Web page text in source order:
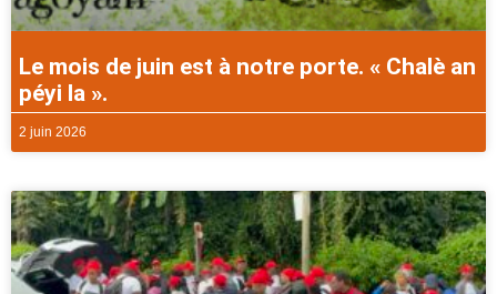
Le mois de juin est à notre porte. « Chalè an
péyi la ».
2 juin 2026